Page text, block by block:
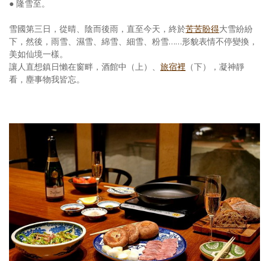
● 隆雪至。
雪國第三日，從晴、陰而後雨，直至今天，終於苦苦盼得大雪紛紛
下，然後，雨雪、濕雪、綿雪、細雪、粉雪……形貌表情不停變換，
美如仙境一樣。
讓人直想鎮日懶在窗畔，酒館中（上）、 旅宿裡 （下），凝神靜
看，塵事物我皆忘。